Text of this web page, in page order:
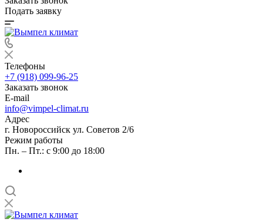
Подать заявку
Телефоны
+7 (918) 099-96-25
Заказать звонок
E-mail
info@vimpel-climat.ru
Адрес
г. Новороссийск ул. Советов 2/6
Режим работы
Пн. – Пт.: с 9:00 до 18:00